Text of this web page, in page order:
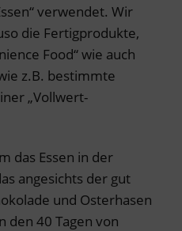
verwendet. Wir
die Fertigprodukte,
Food“ wie auch
z.B. bestimmte
„Vollwert-
das Essen in der
angesichts der gut
und Osterhasen
den 40 Tagen von